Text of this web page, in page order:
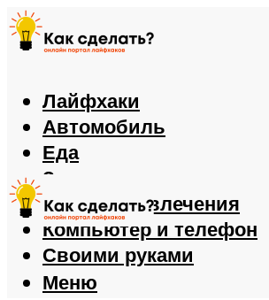
Лайфхаки
Автомобиль
Еда
Здоровье
Игры и развлечения
Компьютер и телефон
Своими руками
Меню